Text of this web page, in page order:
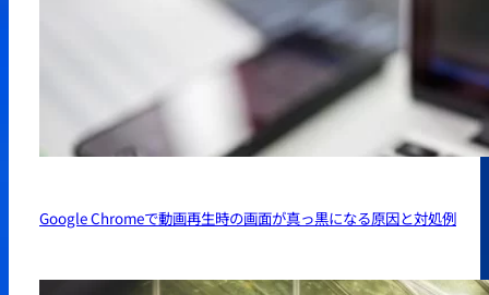
Google Chromeで動画再生時の画面が真っ黒になる原因と対処例